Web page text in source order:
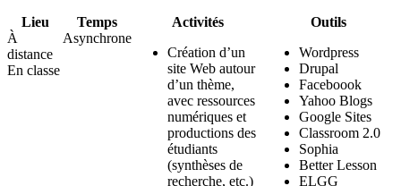
Lieu
Temps Activités
Outils
À
distance
En classe
Asynchrone
Création d’un
site Web autour
d’un thème,
avec ressources
numériques et
productions des
étudiants
(synthèses de
recherche, etc.)
Wordpress
Drupal
Faceboook
Yahoo Blogs
Google Sites
Classroom 2.0
Sophia
Better Lesson
ELGG